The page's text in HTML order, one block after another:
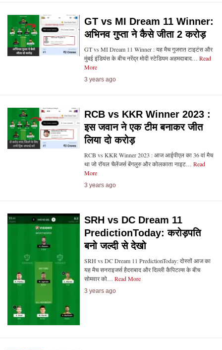
GT vs MI Dream 11 Winner:
अभिनव गुप्ता ने कैसे जीता 2 करोड़
GT vs MI Dream 11 Winner : यह मैच गुजरात टाइटंस और
मुंबई इंडियंस के बीच नरेंद्र मोदी स्टेडियम अहमदाबाद… Read
More
3 years ago
RCB vs KKR Winner 2023 :
इस जवान ने एक टीम बनाकर जीत
लिया दो करोड़
RCB vs KKR Winner 2023 : आज आईपीएल का 36 वां मैच
था जो रॉयल चैलेंजर्स बेंगलुरु और कोलकाता नाइट… Read
More
3 years ago
SRH vs DC Dream 11
PredictionToday: करोड़पति
बनो जल्दी से देखो
SRH vs DC Dream 11 PredictionToday: दोस्तों आज का
यह मैच सनराइजर्स हैदराबाद और दिल्ली कैपिटल्स के बीच
सोमवार को… Read More
3 years ago